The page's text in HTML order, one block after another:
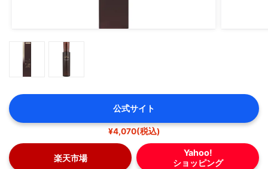
公式サイト
¥4,070(税込)
楽天市場
Yahoo!
ショッピング